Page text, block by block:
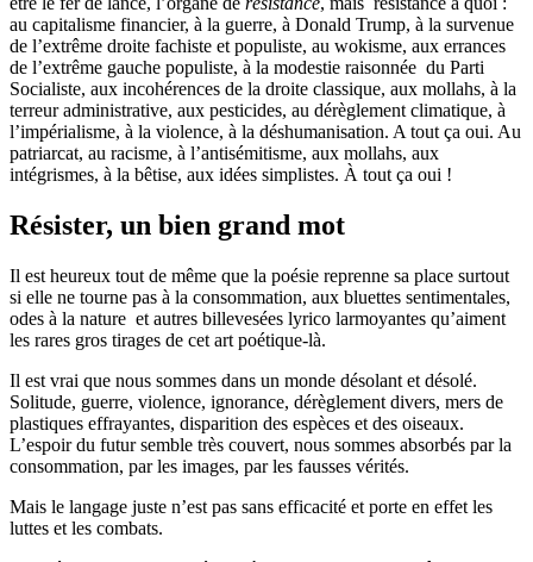
au capitalisme financier, à la guerre, à Donald Trump, à la survenue
de l’extrême droite fachiste et populiste, au wokisme, aux errances
de l’extrême gauche populiste, à la modestie raisonnée du Parti
Socialiste, aux incohérences de la droite classique, aux mollahs, à la
terreur administrative, aux pesticides, au dérèglement climatique, à
l’impérialisme, à la violence, à la déshumanisation. A tout ça oui. Au
patriarcat, au racisme, à l’antisémitisme, aux mollahs, aux
intégrismes, à la bêtise, aux idées simplistes. À tout ça oui !
Résister, un bien grand mot
Il est heureux tout de même que la poésie reprenne sa place surtout
si elle ne tourne pas à la consommation, aux bluettes sentimentales,
odes à la nature et autres billevesées lyrico larmoyantes qu’aiment
les rares gros tirages de cet art poétique-là.
Il est vrai que nous sommes dans un monde désolant et désolé.
Solitude, guerre, violence, ignorance, dérèglement divers, mers de
plastiques effrayantes, disparition des espèces et des oiseaux.
L’espoir du futur semble très couvert, nous sommes absorbés par la
consommation, par les images, par les fausses vérités.
Mais le langage juste n’est pas sans efficacité et porte en effet les
luttes et les combats.